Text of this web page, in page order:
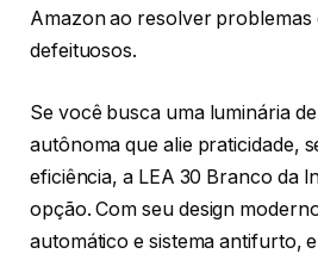
Amazon ao resolver
defeituosos.
Se você busca uma luminária
autônoma que alie praticidade,
eficiência, a LEA 30 Branco da
opção. Com seu design
automático e sistema antifurto,